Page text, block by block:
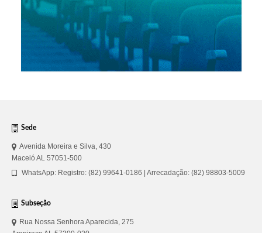
Sede
Avenida Moreira e Silva, 430
Maceió AL 57051-500
WhatsApp: Registro: (82) 99641-0186 | Arrecadação: (82) 98803-5009
Subseção
Rua Nossa Senhora Aparecida, 275